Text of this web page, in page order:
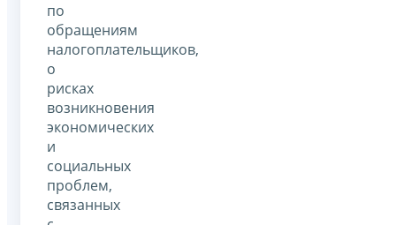
по
обращениям
налогоплательщиков,
о
рисках
возникновения
экономических
и
социальных
проблем,
связанных